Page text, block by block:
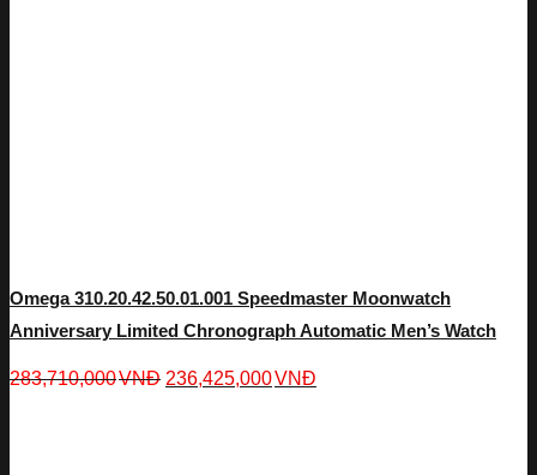
Omega 310.20.42.50.01.001 Speedmaster Moonwatch
Anniversary Limited Chronograph Automatic Men’s Watch
283,710,000VNĐ 236,425,000VNĐ